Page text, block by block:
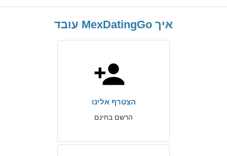
איך MexDatingGo עובד
הצטרף אלינו
הרשם בחינם